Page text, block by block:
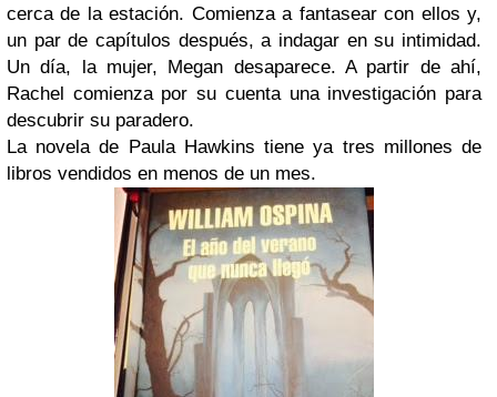
cerca de la estación. Comienza a fantasear con ellos y,
un par de capítulos después, a indagar en su intimidad.
Un día, la mujer, Megan desaparece. A partir de ahí,
Rachel comienza por su cuenta una investigación para
descubrir su paradero.
La novela de Paula Hawkins tiene ya tres millones de
libros vendidos en menos de un mes.